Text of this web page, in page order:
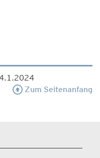
Zum Seitenanfang